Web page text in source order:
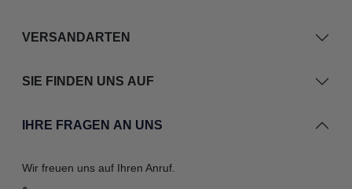
VERSANDARTEN
SIE FINDEN UNS AUF
IHRE FRAGEN AN UNS
Wir freuen uns auf Ihren Anruf.